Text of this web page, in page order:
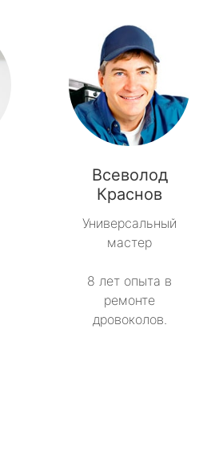
Всеволод
Краснов
Универсальный
мастер
8 лет опыта в
ремонте
дровоколов.